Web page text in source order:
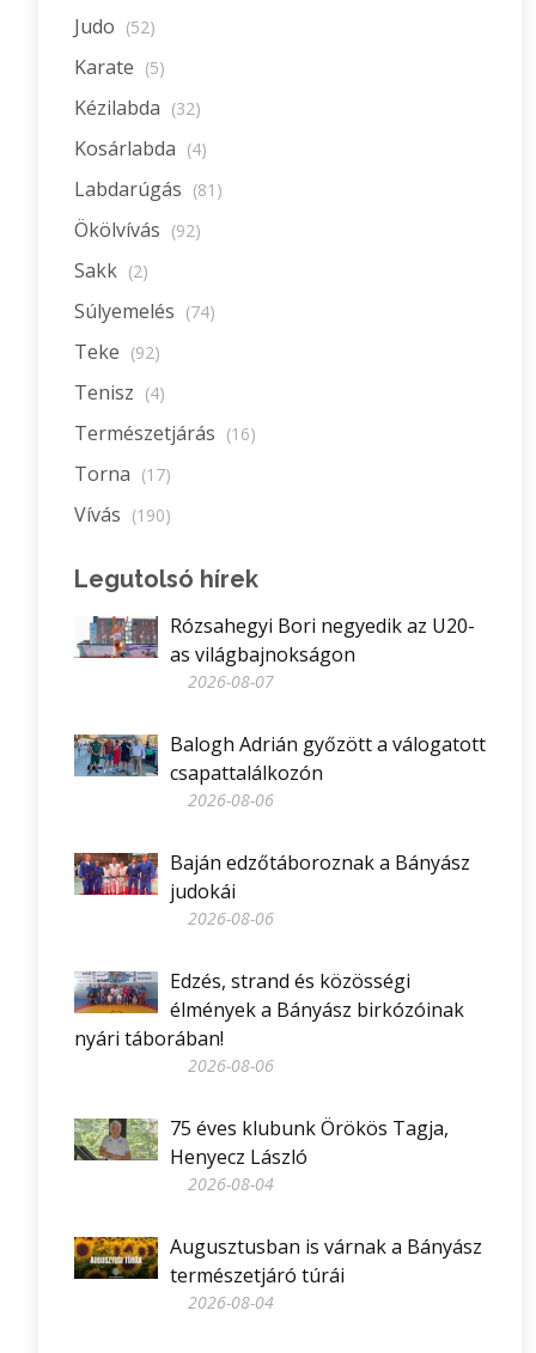
Judo (52)
Karate (5)
Kézilabda (32)
Kosárlabda (4)
Labdarúgás (81)
Ökölvívás (92)
Sakk (2)
Súlyemelés (74)
Teke (92)
Tenisz (4)
Természetjárás (16)
Torna (17)
Vívás (190)
Legutolsó hírek
Rózsahegyi Bori negyedik az U20-
as világbajnokságon
2026-08-07
Balogh Adrián győzött a válogatott
csapattalálkozón
2026-08-06
Baján edzőtáboroznak a Bányász
judokái
2026-08-06
Edzés, strand és közösségi
élmények a Bányász birkózóinak
nyári táborában!
2026-08-06
75 éves klubunk Örökös Tagja,
Henyecz László
2026-08-04
Augusztusban is várnak a Bányász
természetjáró túrái
2026-08-04